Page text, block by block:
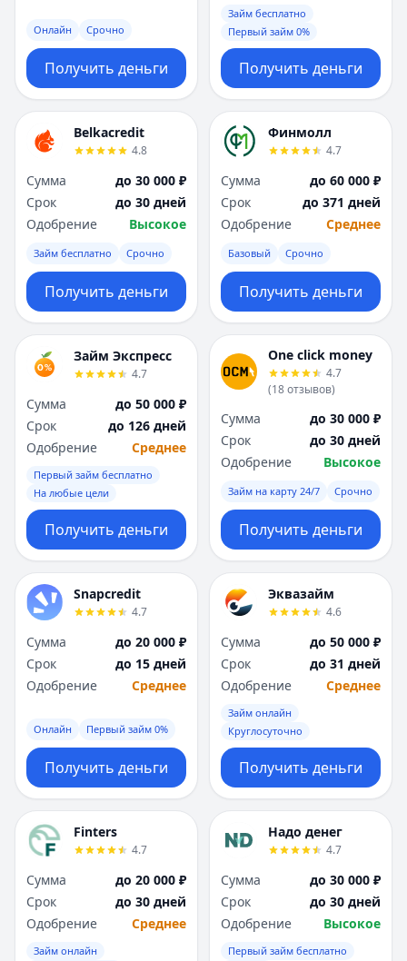
Онлайн Срочно
Получить деньги
Займ бесплатно
Первый займ 0%
Получить деньги
Belkacredit
4.8
Сумма
до 30 000 ₽
Срок
до 30 дней
Одобрение
Высокое
Займ бесплатно Срочно
Получить деньги
Финмолл
4.7
Сумма
до 60 000 ₽
Срок
до 371 дней
Одобрение
Среднее
Базовый Срочно
Получить деньги
Займ Экспресс
4.7
Сумма
до 50 000 ₽
Срок
до 126 дней
Одобрение
Среднее
Первый займ бесплатно
На любые цели
Получить деньги
One click money
4.7
(18отзывов)
Сумма
до 30 000 ₽
Срок
до 30 дней
Одобрение
Высокое
Займ на карту 24/7 Срочно
Получить деньги
Snapcredit
4.7
Сумма
до 20 000 ₽
Срок
до 15 дней
Одобрение
Среднее
Онлайн Первый займ 0%
Получить деньги
Эквазайм
4.6
Сумма
до 50 000 ₽
Срок
до 31 дней
Одобрение
Среднее
Займ онлайн
Круглосуточно
Получить деньги
Finters
4.7
Сумма
до 20 000 ₽
Срок
до 30 дней
Одобрение
Среднее
Займ онлайн
Надо денег
4.7
Сумма
до 30 000 ₽
Срок
до 30 дней
Одобрение
Высокое
Первый займ бесплатно